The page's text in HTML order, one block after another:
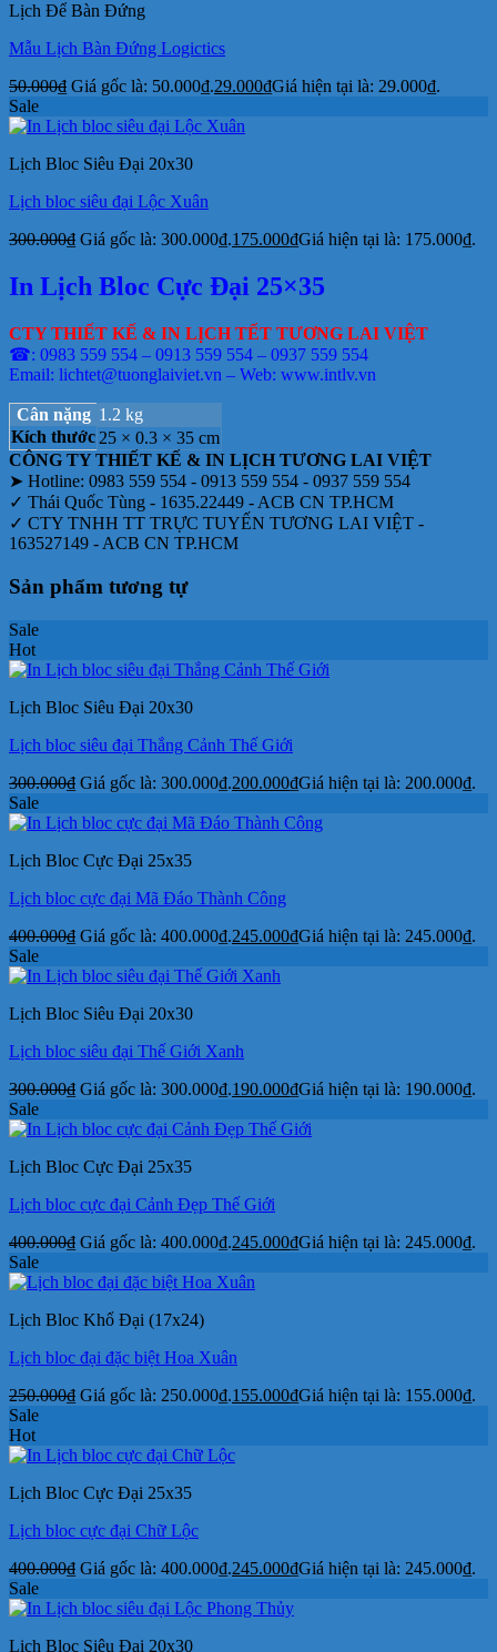
Lịch Để Bàn Đứng
Mẫu Lịch Bàn Đứng Logictics
50.000₫ Giá gốc là: 50.000₫.29.000₫Giá hiện tại là: 29.000₫.
Sale
Lịch Bloc Siêu Đại 20x30
Lịch bloc siêu đại Lộc Xuân
300.000₫ Giá gốc là: 300.000₫.175.000₫Giá hiện tại là: 175.000₫.
In Lịch Bloc Cực Đại 25×35
CTY THIẾT KẾ & IN LỊCH TẾT TƯƠNG LAI VIỆT
☎: 0983 559 554 – 0913 559 554 – 0937 559 554
Email: lichtet@tuonglaiviet.vn – Web: www.intlv.vn
Cân nặng 1.2 kg
Kích thước 25 × 0.3 × 35 cm
CÔNG TY THIẾT KẾ & IN LỊCH TƯƠNG LAI VIỆT
➤ Hotline: 0983 559 554 - 0913 559 554 - 0937 559 554
✓ Thái Quốc Tùng - 1635.22449 - ACB CN TP.HCM
✓ CTY TNHH TT TRỰC TUYẾN TƯƠNG LAI VIỆT -
163527149 - ACB CN TP.HCM
Sản phẩm tương tự
Sale
Hot
Lịch Bloc Siêu Đại 20x30
Lịch bloc siêu đại Thắng Cảnh Thế Giới
300.000₫ Giá gốc là: 300.000₫.200.000₫Giá hiện tại là: 200.000₫.
Sale
Lịch Bloc Cực Đại 25x35
Lịch bloc cực đại Mã Đáo Thành Công
400.000₫ Giá gốc là: 400.000₫.245.000₫Giá hiện tại là: 245.000₫.
Sale
Lịch Bloc Siêu Đại 20x30
Lịch bloc siêu đại Thế Giới Xanh
300.000₫ Giá gốc là: 300.000₫.190.000₫Giá hiện tại là: 190.000₫.
Sale
Lịch Bloc Cực Đại 25x35
Lịch bloc cực đại Cảnh Đẹp Thế Giới
400.000₫ Giá gốc là: 400.000₫.245.000₫Giá hiện tại là: 245.000₫.
Sale
Lịch Bloc Khổ Đại (17x24)
Lịch bloc đại đặc biệt Hoa Xuân
250.000₫ Giá gốc là: 250.000₫.155.000₫Giá hiện tại là: 155.000₫.
Sale
Hot
Lịch Bloc Cực Đại 25x35
Lịch bloc cực đại Chữ Lộc
400.000₫ Giá gốc là: 400.000₫.245.000₫Giá hiện tại là: 245.000₫.
Sale
Lịch Bloc Siêu Đại 20x30